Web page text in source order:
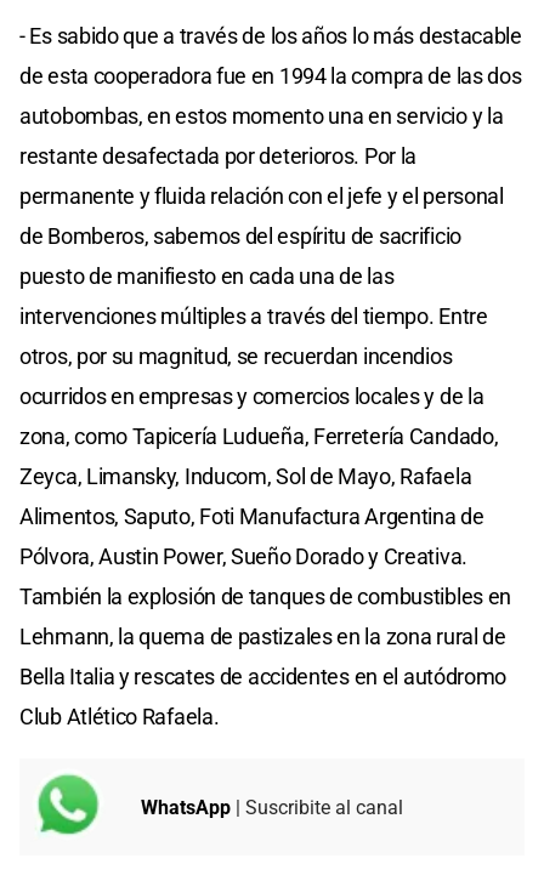
- Es sabido que a través de los años lo más destacable
de esta cooperadora fue en 1994 la compra de las dos
autobombas, en estos momento una en servicio y la
restante desafectada por deterioros. Por la
permanente y fluida relación con el jefe y el personal
de Bomberos, sabemos del espíritu de sacrificio
puesto de manifiesto en cada una de las
intervenciones múltiples a través del tiempo. Entre
otros, por su magnitud, se recuerdan incendios
ocurridos en empresas y comercios locales y de la
zona, como Tapicería Ludueña, Ferretería Candado,
Zeyca, Limansky, Inducom, Sol de Mayo, Rafaela
Alimentos, Saputo, Foti Manufactura Argentina de
Pólvora, Austin Power, Sueño Dorado y Creativa.
También la explosión de tanques de combustibles en
Lehmann, la quema de pastizales en la zona rural de
Bella Italia y rescates de accidentes en el autódromo
Club Atlético Rafaela.
WhatsApp | Suscribite al canal